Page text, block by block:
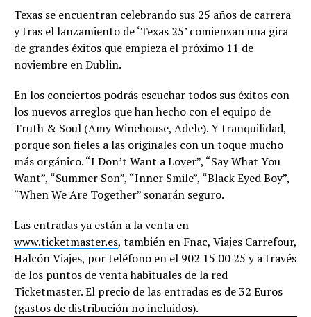
Texas se encuentran celebrando sus 25 años de carrera
y tras el lanzamiento de ‘Texas 25’ comienzan una gira
de grandes éxitos que empieza el próximo 11 de
noviembre en Dublin.
En los conciertos podrás escuchar todos sus éxitos con
los nuevos arreglos que han hecho con el equipo de
Truth & Soul (Amy Winehouse, Adele). Y tranquilidad,
porque son fieles a las originales con un toque mucho
más orgánico. “I Don’t Want a Lover”, “Say What You
Want”, “Summer Son”, “Inner Smile”, “Black Eyed Boy”,
“When We Are Together” sonarán seguro.
Las entradas ya están a la venta en
www.ticketmaster.es, también en Fnac, Viajes Carrefour,
Halcón Viajes, por teléfono en el 902 15 00 25 y a través
de los puntos de venta habituales de la red
Ticketmaster. El precio de las entradas es de 32 Euros
(gastos de distribución no incluidos).